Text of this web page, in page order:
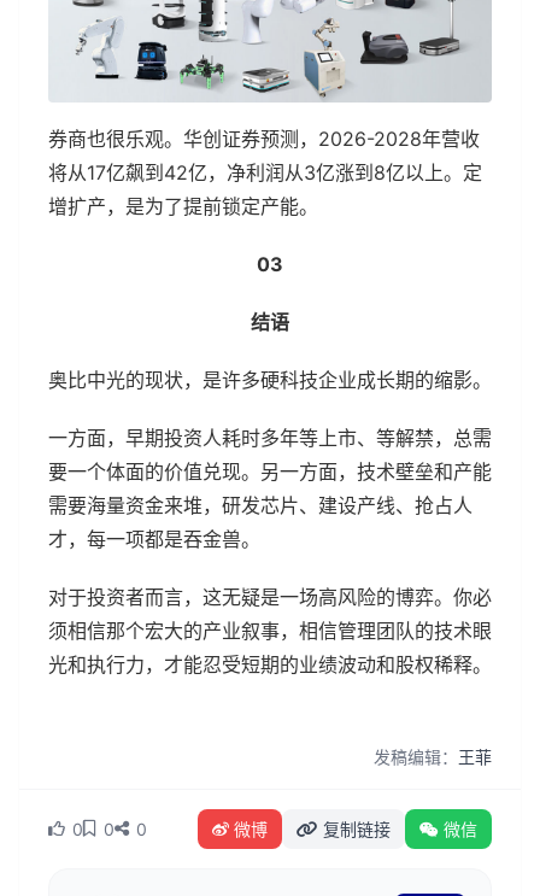
券商也很乐观。华创证券预测，2026-2028年营收
将从17亿飙到42亿，净利润从3亿涨到8亿以上。定
增扩产，是为了提前锁定产能。
03
结语
奥比中光的现状，是许多硬科技企业成长期的缩影。
一方面，早期投资人耗时多年等上市、等解禁，总需
要一个体面的价值兑现。另一方面，技术壁垒和产能
需要海量资金来堆，研发芯片、建设产线、抢占人
才，每一项都是吞金兽。
对于投资者而言，这无疑是一场高风险的博弈。你必
须相信那个宏大的产业叙事，相信管理团队的技术眼
光和执行力，才能忍受短期的业绩波动和股权稀释。
发稿编辑： 王菲
0 0 0 微博 复制链接 微信